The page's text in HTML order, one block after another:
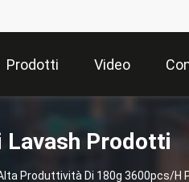
Prodotti Video
Lavash Prodotti
Produttività Di 180g 3600pcs/h